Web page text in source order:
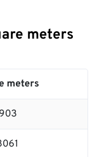
meters
meters